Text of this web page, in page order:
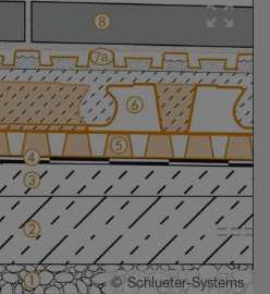
© Schlueter-Systems